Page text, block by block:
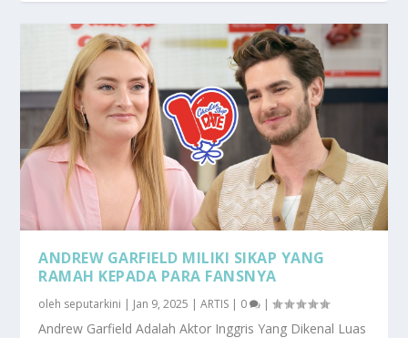
ANDREW GARFIELD MILIKI SIKAP YANG
RAMAH KEPADA PARA FANSNYA
oleh seputarkini | Jan 9, 2025 |ARTIS | 0 |
Andrew Garfield Adalah Aktor Inggris Yang Dikenal Luas